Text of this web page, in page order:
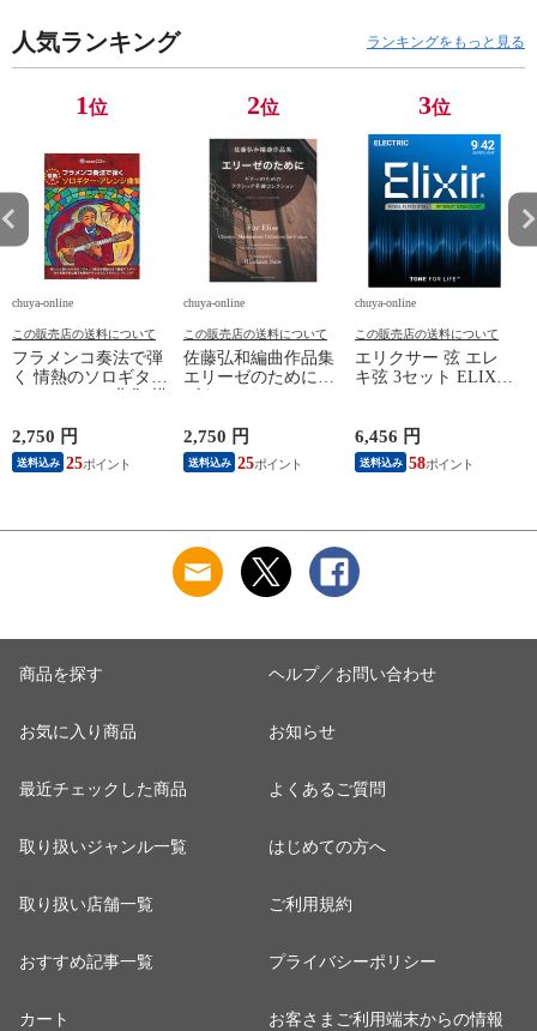
人気ランキング ランキングをもっと見る
1位
chuya-online
この販売店の送料について
フラメンコ奏法で弾
く 情熱のソロギタ
楽譜出版社
2,750 円
送料込み 25
2位
chuya-online
この販売店の送料について
佐藤弘和編曲作品集
エリーゼのために～
ョン 現代ギター社
2,750 円
送料込み 25
3位
chuya-online
この販売店の送料について
エリクサー 弦 エレ
キ弦 3セット ELIXIR
レキギター弦 3セッ
ト オプティウェブ
スーパーライト
6,456 円
送料込み 58
商品を探す
お気に入り商品
最近チェックした商品
取り扱いジャンル一覧
取り扱い店舗一覧
おすすめ記事一覧
カート
ヘルプ／お問い合わせ
お知らせ
よくあるご質問
はじめての方へ
ご利用規約
プライバシーポリシー
お客さまご利用端末からの情報